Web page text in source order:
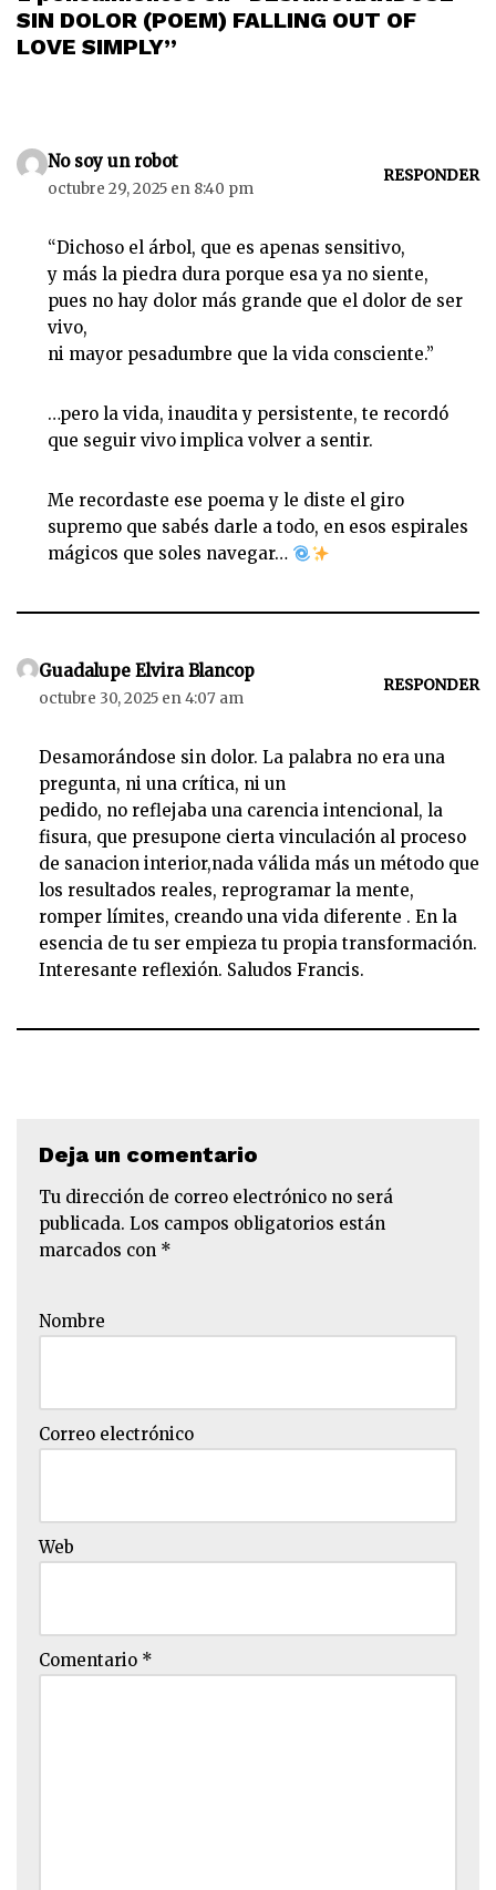
SIN DOLOR (POEM) FALLING OUT OF
LOVE SIMPLY”
No soy un robot
octubre 29, 2025 en 8:40 pm
RESPONDER
“Dichoso el árbol, que es apenas sensitivo,
y más la piedra dura porque esa ya no siente,
pues no hay dolor más grande que el dolor de ser
vivo,
ni mayor pesadumbre que la vida consciente.”
…pero la vida, inaudita y persistente, te recordó
que seguir vivo implica volver a sentir.
Me recordaste ese poema y le diste el giro
supremo que sabés darle a todo, en esos espirales
mágicos que soles navegar…
Guadalupe Elvira Blancop
octubre 30, 2025 en 4:07 am
RESPONDER
Desamorándose sin dolor. La palabra no era una
pregunta, ni una crítica, ni un
pedido, no reflejaba una carencia intencional, la
fisura, que presupone cierta vinculación al proceso
de sanacion interior,nada válida más un método que
los resultados reales, reprogramar la mente,
romper límites, creando una vida diferente . En la
esencia de tu ser empieza tu propia transformación.
Interesante reflexión. Saludos Francis.
Deja un comentario
Tu dirección de correo electrónico no será
publicada. Los campos obligatorios están
marcados con *
Nombre
Correo electrónico
Web
Comentario *